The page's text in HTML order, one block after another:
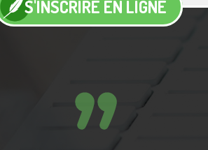
S'INSCRIRE EN LIGNE